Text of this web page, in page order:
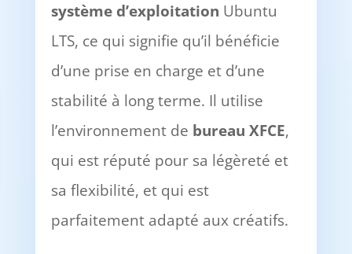
système d’exploitation Ubuntu
LTS, ce qui signifie qu’il bénéficie
d’une prise en charge et d’une
stabilité à long terme. Il utilise
l’environnement de bureau XFCE,
qui est réputé pour sa légèreté et
sa flexibilité, et qui est
parfaitement adapté aux créatifs.